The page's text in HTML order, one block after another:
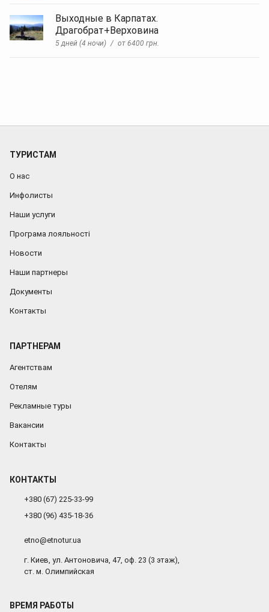
год,
отдых
в
Львове
Выходные в Карпатах.
Драгобрат+Верховина
5 дней (4 ночи) от 6400 грн.
ТУРИСТАМ
О нас
Инфолисты
Наши услуги
Програма лояльності
Новости
Наши партнеры
Документы
Контакты
ПАРТНЕРАМ
Агентствам
Отелям
Рекламные туры
Вакансии
Контакты
КОНТАКТЫ
+380 (67) 225-33-99
+380 (96) 435-18-36
etno@etnotur.ua
г. Киев, ул. Антоновича, 47, оф. 23 (3 этаж),
ст. м. Олимпийская
ВРЕМЯ РАБОТЫ